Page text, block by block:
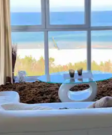
betyg, 23 omdömen